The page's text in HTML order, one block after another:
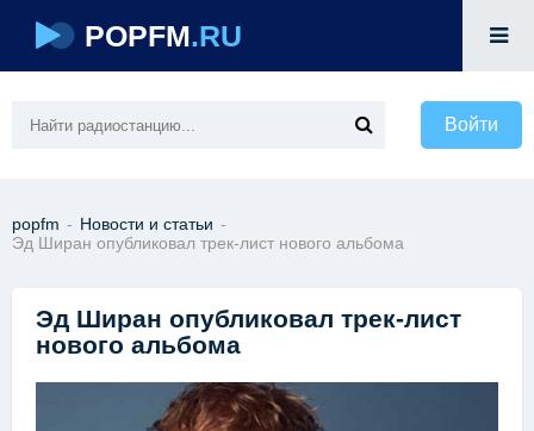
POPFM.RU
Войти
popfm - Новости и статьи -
Эд Ширан опубликовал трек-лист нового альбома
Эд Ширан опубликовал трек-лист
нового альбома